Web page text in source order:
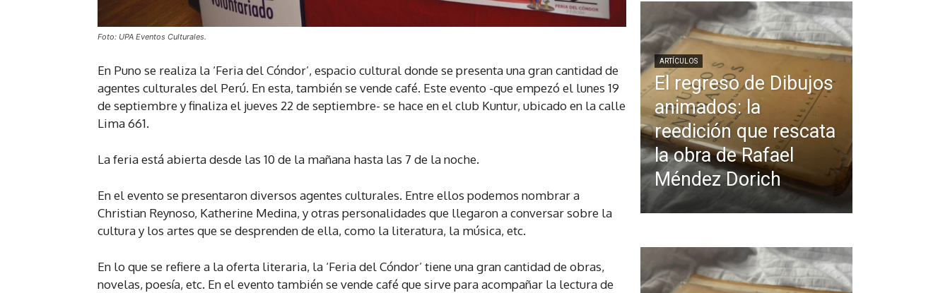
Foto: UPA Eventos Culturales.
En Puno se realiza la ‘Feria del Cóndor’, espacio cultural donde se presenta una gran cantidad de
agentes culturales del Perú. En esta, también se vende café. Este evento -que empezó el lunes 19
de septiembre y finaliza el jueves 22 de septiembre- se hace en el club Kuntur, ubicado en la calle
Lima 661.
La feria está abierta desde las 10 de la mañana hasta las 7 de la noche.
En el evento se presentaron diversos agentes culturales. Entre ellos podemos nombrar a
Christian Reynoso, Katherine Medina, y otras personalidades que llegaron a conversar sobre la
cultura y los artes que se desprenden de ella, como la literatura, la música, etc.
En lo que se refiere a la oferta literaria, la ‘Feria del Cóndor’ tiene una gran cantidad de obras,
novelas, poesía, etc. En el evento también se vende café que sirve para acompañar la lectura de
ARTÍCULOS
El regreso de Dibujos
animados: la
reedición que rescata
la obra de Rafael
Méndez Dorich